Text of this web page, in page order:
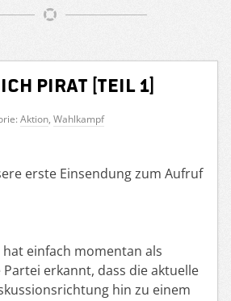
Pirat [Teil 1]
Aktion, Wahlkampf
erste Einsendung zum Aufruf
einfach momentan als
erkannt, dass die aktuelle
hin zu einem